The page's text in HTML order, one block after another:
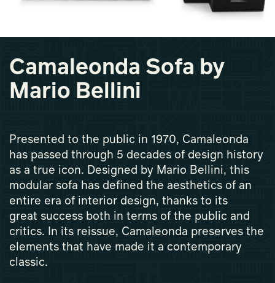
Camaleonda Sofa by
Mario Bellini
Presented to the public in 1970, Camaleonda
has passed through 5 decades of design history
as a true icon. Designed by Mario Bellini, this
modular sofa has defined the aesthetics of an
entire era of interior design, thanks to its
great success both in terms of the public and
critics. In its reissue, Camaleonda preserves the
elements that have made it a contemporary
classic.